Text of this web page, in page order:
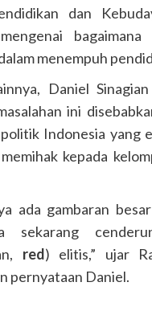
dan
bagaimana
menempuh
Daniel
ini
Indonesia yang
kepada
ada gambaran
sekarang
red) elitis,” ujar
pernyataan Daniel.